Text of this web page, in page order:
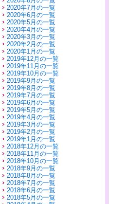
2020年7月の一覧
2020年6月の一覧
2020年5月の一覧
2020年4月の一覧
2020年3月の一覧
2020年2月の一覧
2020年1月の一覧
2019年12月の一覧
2019年11月の一覧
2019年10月の一覧
2019年9月の一覧
2019年8月の一覧
2019年7月の一覧
2019年6月の一覧
2019年5月の一覧
2019年4月の一覧
2019年3月の一覧
2019年2月の一覧
2019年1月の一覧
2018年12月の一覧
2018年11月の一覧
2018年10月の一覧
2018年9月の一覧
2018年8月の一覧
2018年7月の一覧
2018年6月の一覧
2018年5月の一覧